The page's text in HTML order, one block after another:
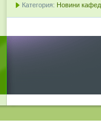
Категория: Новини